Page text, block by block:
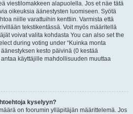
viestilomakkeen alapuolella. Jos et näe tätä
oikeuksia äänestysten luomiseen. Syötä
niille varattuihin kenttiin. Varmista että
tekstikentässä. Voit myös määritellä
voivat valita kohdasta You can also set the
during voting under “Kuinka monta
kesto päivinä (0 kestää
käyttäjille mahdollisuuden muuttaa
kyselyyn?
on foorumin ylläpitäjän määrittelemä. Jos